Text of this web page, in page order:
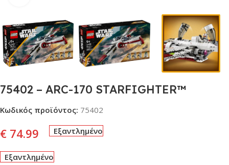
75402 – ARC-170 STARFIGHTER™
Κωδικός προϊόντος: 75402
€ 74.99 Εξαντλημένο
Εξαντλημένο